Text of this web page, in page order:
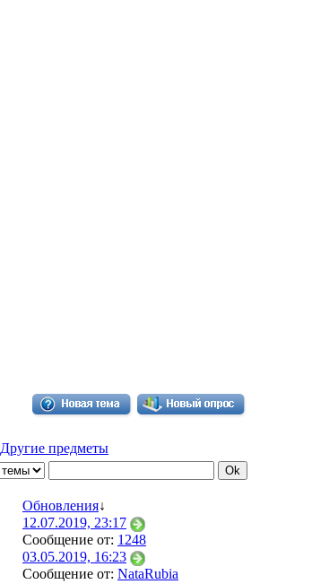
Другие предметы
Обновления↓
12.07.2019, 23:17
Сообщение от: 1248
03.05.2019, 16:23
Сообщение от: NataRubia